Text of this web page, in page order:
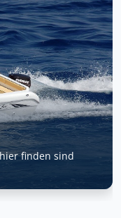
finden sind